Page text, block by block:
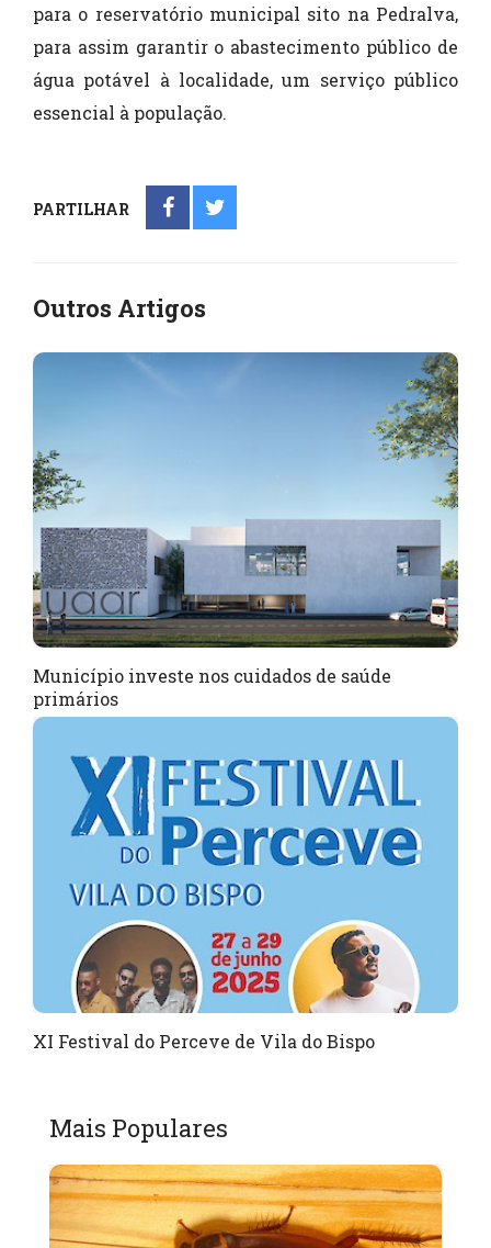
para o reservatório municipal sito na Pedralva,
para assim garantir o abastecimento público de
água potável à localidade, um serviço público
essencial à população.
PARTILHAR
Outros Artigos
Município investe nos cuidados de saúde
primários
XI Festival do Perceve de Vila do Bispo
Mais Populares